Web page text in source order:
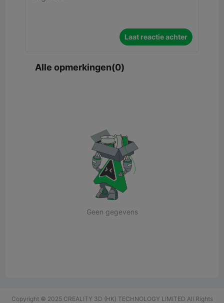
Laat reactie achter
Alle opmerkingen(0)
Geen gegevens
Copyright © 2025 CREALITY 3D (HK) TECHNOLOGY LIMITED All Rights